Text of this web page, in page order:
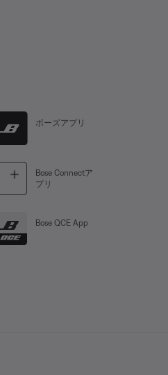
ボーズアプリ
Bose Connectア
プリ
Bose QCE App